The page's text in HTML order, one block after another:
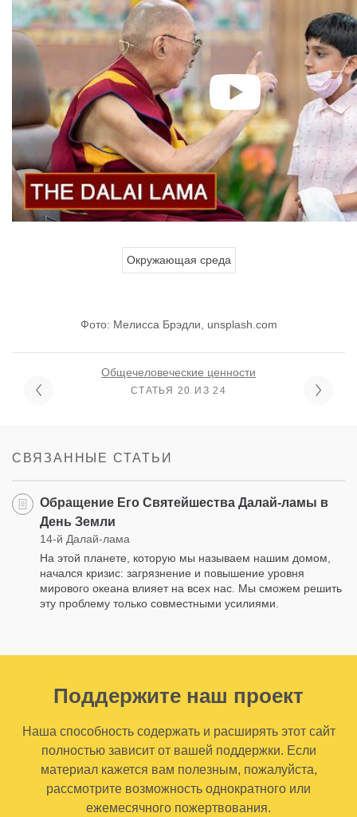
Окружающая среда
Фото: Мелисса Брэдли, unsplash.com
Общечеловеческие ценности
СТАТЬЯ 20 ИЗ 24
СВЯЗАННЫЕ СТАТЬИ
Обращение Его Святейшества Далай-ламы в
День Земли
14-й Далай-лама
На этой планете, которую мы называем нашим домом,
начался кризис: загрязнение и повышение уровня
мирового океана влияет на всех нас. Мы сможем решить
эту проблему только совместными усилиями.
Поддержите наш проект
Наша способность содержать и расширять этот сайт
полностью зависит от вашей поддержки. Если
материал кажется вам полезным, пожалуйста,
рассмотрите возможность однократного или
ежемесячного пожертвования.